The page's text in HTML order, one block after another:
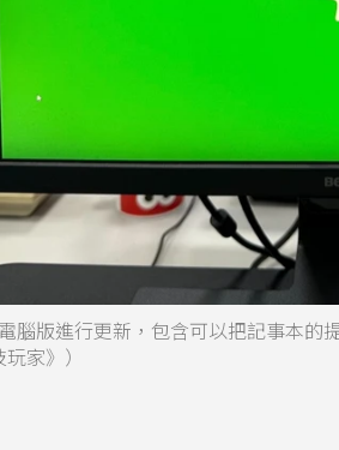
腦版進行更新，包含可以把記事本
家》）